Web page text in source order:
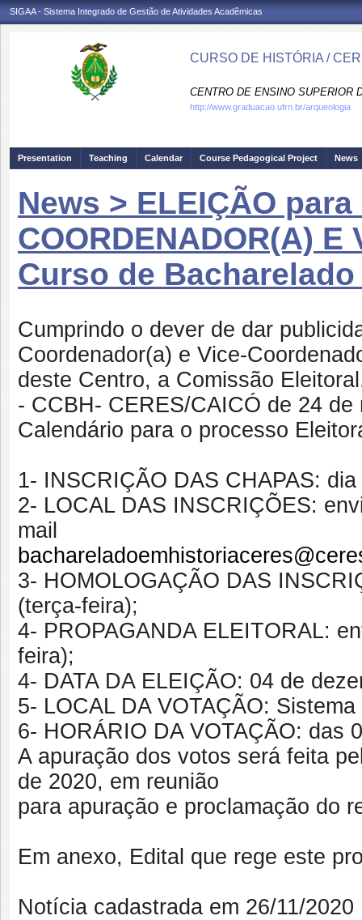
SIGAA - Sistema Integrado de Gestão de Atividades Acadêmicas
CURSO DE HISTÓRIA /
CENTRO DE ENSINO SUPERIOR
http://www.graduacao.ufrn.br/arqueologia
Presentation Teaching Calendar Course Pedagogical Project News
News > ELEIÇÃO
COORDENADOR(A) E
Curso de
Cumprindo o dever de dar
Coordenador(a) e Vice-
deste Centro, a Comissão
- CCBH- CERES/CAICÓ de 24
Calendário para o processo
1- INSCRIÇÃO DAS CHAPAS:
2- LOCAL DAS INSCRIÇÕES:
mail
3- HOMOLOGAÇÃO DAS
(terça-feira);
4- PROPAGANDA ELEITORAL:
feira);
4- DATA DA ELEIÇÃO: 04 de
5- LOCAL DA VOTAÇÃO:
6- HORÁRIO DA VOTAÇÃO: das
A apuração dos votos será feita
de 2020, em reunião
para apuração e proclamação do
Em anexo, Edital que rege este
Notícia cadastrada em 26/11/